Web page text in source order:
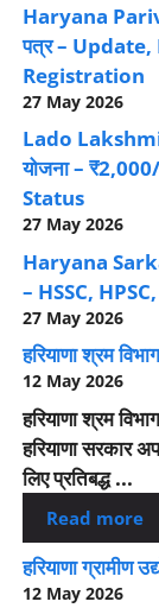
Haryana
पत्र –
Registration
27 May 2026
Lado Lakshmi
योजना –
Status
27 May 2026
Haryana
– HSSC,
27 May 2026
हरियाणा श्रम
12 May 2026
हरियाणा श्रम
हरियाणा सरकार
लिए प्रतिबद्ध ...
Read more
हरियाणा ग्रामीण
12 May 2026